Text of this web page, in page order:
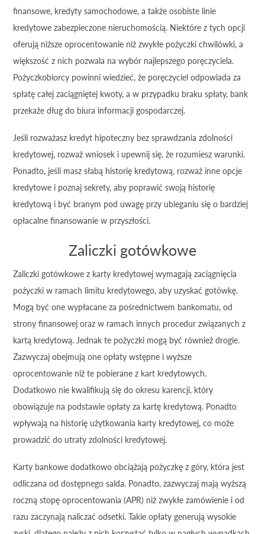
finansowe, kredyty samochodowe, a także osobiste linie
kredytowe zabezpieczone nieruchomością. Niektóre z tych opcji
oferują niższe oprocentowanie niż zwykłe pożyczki chwilówki, a
większość z nich pozwala na wybór najlepszego poręczyciela.
Pożyczkobiorcy powinni wiedzieć, że poręczyciel odpowiada za
spłatę całej zaciągniętej kwoty, a w przypadku braku spłaty, bank
przekaże dług do biura informacji gospodarczej.
Jeśli rozważasz kredyt hipoteczny bez sprawdzania zdolności
kredytowej, rozważ wniosek i upewnij się, że rozumiesz warunki.
Ponadto, jeśli masz słabą historię kredytową, rozważ inne opcje
kredytowe i poznaj sekrety, aby poprawić swoją historię
kredytową i być branym pod uwagę przy ubieganiu się o bardziej
opłacalne finansowanie w przyszłości.
Zaliczki gotówkowe
Zaliczki gotówkowe z karty kredytowej wymagają zaciągnięcia
pożyczki w ramach limitu kredytowego, aby uzyskać gotówkę.
Mogą być one wypłacane za pośrednictwem bankomatu, od
strony finansowej oraz w ramach innych procedur związanych z
kartą kredytową. Jednak te pożyczki mogą być również drogie.
Zazwyczaj obejmują one opłaty wstępne i wyższe
oprocentowanie niż te pobierane z kart kredytowych.
Dodatkowo nie kwalifikują się do okresu karencji, który
obowiązuje na podstawie opłaty za kartę kredytową. Ponadto
wpływają na historię użytkowania karty kredytowej, co może
prowadzić do utraty zdolności kredytowej.
Karty bankowe dodatkowo obciążają pożyczkę z góry, która jest
odliczana od dostępnego salda. Ponadto, zazwyczaj mają wyższą
roczną stopę oprocentowania (APR) niż zwykłe zamówienie i od
razu zaczynają naliczać odsetki. Takie opłaty generują wysokie